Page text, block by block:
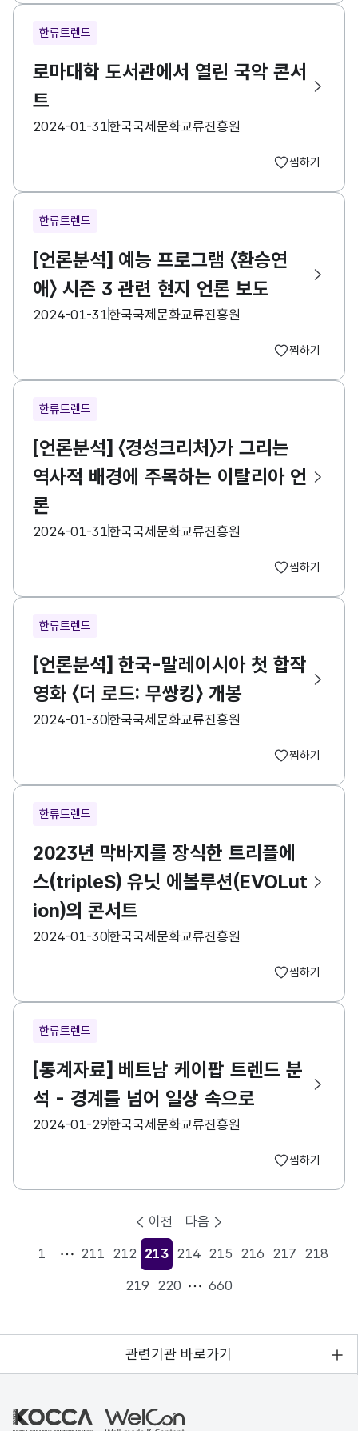
한류트렌드
로마대학 도서관에서 열린 국악 콘서
트
등록일
2024-01-31수집기관한국국제문화교류진흥원
찜하기
한류트렌드
[언론분석] 예능 프로그램 〈환승연
애〉 시즌 3 관련 현지 언론 보도
등록일
2024-01-31수집기관한국국제문화교류진흥원
찜하기
한류트렌드
[언론분석] 〈경성크리처〉가 그리는
역사적 배경에 주목하는 이탈리아 언
론
등록일
2024-01-31수집기관한국국제문화교류진흥원
찜하기
한류트렌드
[언론분석] 한국-말레이시아 첫 합작
영화 〈더 로드: 무쌍킹〉 개봉
등록일
2024-01-30수집기관한국국제문화교류진흥원
찜하기
한류트렌드
2023년 막바지를 장식한 트리플에
스(tripleS) 유닛 에볼루션(EVOLut
ion)의 콘서트
등록일
2024-01-30수집기관한국국제문화교류진흥원
찜하기
한류트렌드
[통계자료] 베트남 케이팝 트렌드 분
석 - 경계를 넘어 일상 속으로
등록일
2024-01-29수집기관한국국제문화교류진흥원
찜하기
이전
1
211 212
현재페이지
213 214 215 216 217 218
219 220 660
다음
관련기관 바로가기